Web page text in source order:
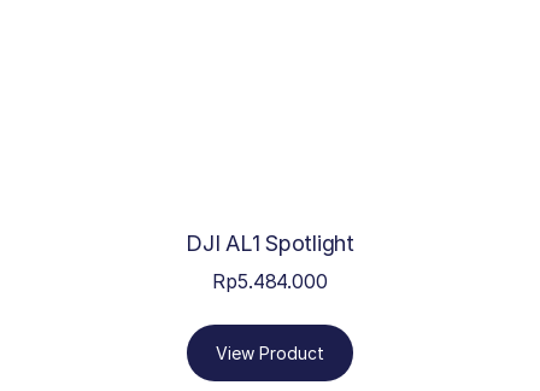
DJI AL1 Spotlight
Rp5.484.000
View Product